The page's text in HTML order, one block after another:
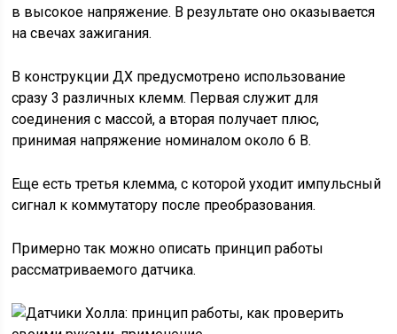
в высокое напряжение. В результате оно оказывается
на свечах зажигания.
В конструкции ДХ предусмотрено использование
сразу 3 различных клемм. Первая служит для
соединения с массой, а вторая получает плюс,
принимая напряжение номиналом около 6 В.
Еще есть третья клемма, с которой уходит импульсный
сигнал к коммутатору после преобразования.
Примерно так можно описать принцип работы
рассматриваемого датчика.